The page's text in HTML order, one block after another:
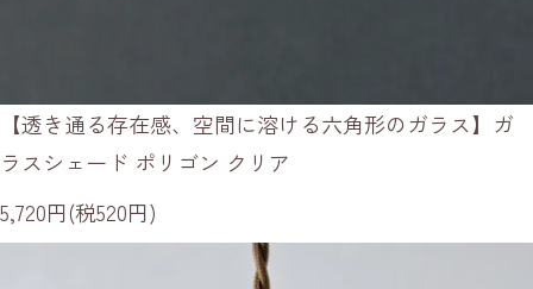
【透き通る存在感、空間に溶ける六角形のガラス】ガ
ラスシェード ポリゴン クリア
5,720円(税520円)